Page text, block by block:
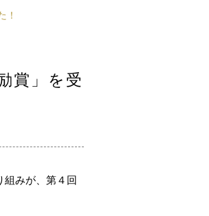
！
賞」を受
組みが、第４回